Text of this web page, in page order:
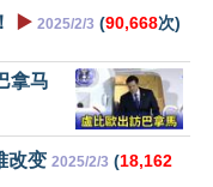
▶️ 2025/2/3 (90,668次)
拿马
改变 2025/2/3 (18,162